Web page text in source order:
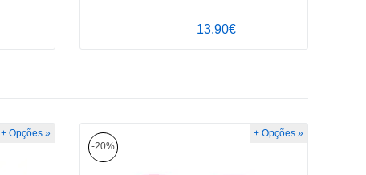
13,90€
+ Opções »
-20%
+ Opções »